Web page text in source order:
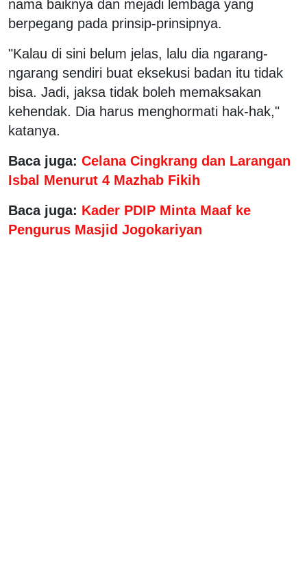
nama baiknya dan mejadi lembaga yang
berpegang pada prinsip-prinsipnya.
"Kalau di sini belum jelas, lalu dia ngarang-
ngarang sendiri buat eksekusi badan itu tidak
bisa. Jadi, jaksa tidak boleh memaksakan
kehendak. Dia harus menghormati hak-hak,"
katanya.
Baca juga: Celana Cingkrang dan Larangan
Isbal Menurut 4 Mazhab Fikih
Baca juga: Kader PDIP Minta Maaf ke
Pengurus Masjid Jogokariyan